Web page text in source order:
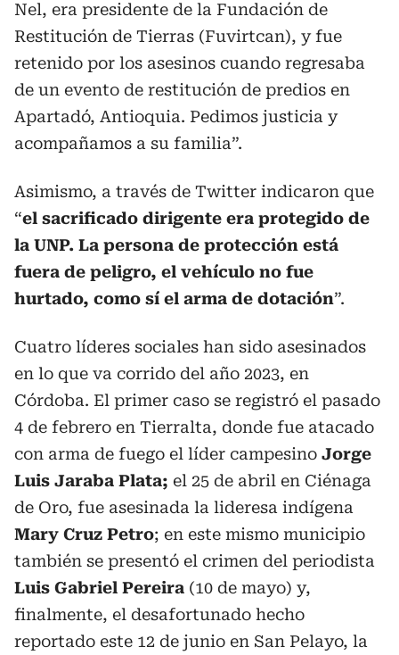
Nel, era presidente de la Fundación de
Restitución de Tierras (Fuvirtcan), y fue
retenido por los asesinos cuando regresaba
de un evento de restitución de predios en
Apartadó, Antioquia. Pedimos justicia y
acompañamos a su familia”.
Asimismo, a través de Twitter indicaron que
“el sacrificado dirigente era protegido de
la UNP. La persona de protección está
fuera de peligro, el vehículo no fue
hurtado, como sí el arma de dotación”.
Cuatro líderes sociales han sido asesinados
en lo que va corrido del año 2023, en
Córdoba. El primer caso se registró el pasado
4 de febrero en Tierralta, donde fue atacado
con arma de fuego el líder campesino Jorge
Luis Jaraba Plata; el 25 de abril en Ciénaga
de Oro, fue asesinada la lideresa indígena
Mary Cruz Petro; en este mismo municipio
también se presentó el crimen del periodista
Luis Gabriel Pereira (10 de mayo) y,
finalmente, el desafortunado hecho
reportado este 12 de junio en San Pelayo, la